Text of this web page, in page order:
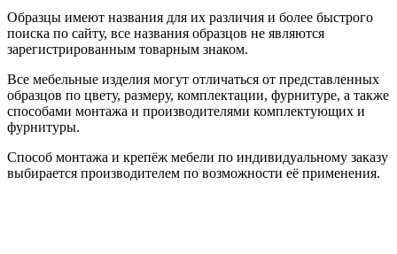
Образцы имеют названия для их различия и более быстрого
поиска по сайту, все названия образцов не являются
зарегистрированным товарным знаком.
Все мебельные изделия могут отличаться от представленных
образцов по цвету, размеру, комплектации, фурнитуре, а также
способами монтажа и производителями комплектующих и
фурнитуры.
Способ монтажа и крепёж мебели по индивидуальному заказу
выбирается производителем по возможности её применения.